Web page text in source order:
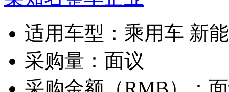
适用车型： 乘用车 新
采购量： 面议